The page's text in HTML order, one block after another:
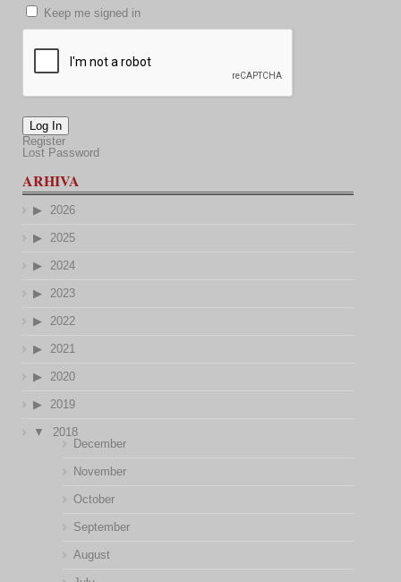
Keep me signed in
Log In
Register
Lost Password
ARHIVA
2026
2025
2024
2023
2022
2021
2020
2019
2018
December
November
October
September
August